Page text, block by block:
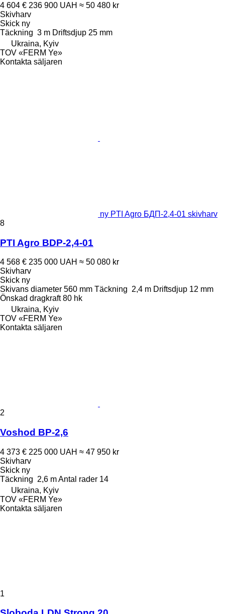
4 604 € 236 900 UAH ≈ 50 480 kr
Skivharv
Skick ny
Täckning 3 m Driftsdjup 25 mm
Ukraina, Kyiv
TOV «FERM Ye»
Kontakta säljaren
ny PTI Agro БДП-2,4-01 skivharv
8
PTI Agro BDP-2,4-01
4 568 € 235 000 UAH ≈ 50 080 kr
Skivharv
Skick ny
Skivans diameter 560 mm Täckning 2,4 m Driftsdjup 12 mm
Önskad dragkraft 80 hk
Ukraina, Kyiv
TOV «FERM Ye»
Kontakta säljaren
2
Voshod BP-2,6
4 373 € 225 000 UAH ≈ 47 950 kr
Skivharv
Skick ny
Täckning 2,6 mAntal rader 14
Ukraina, Kyiv
TOV «FERM Ye»
Kontakta säljaren
1